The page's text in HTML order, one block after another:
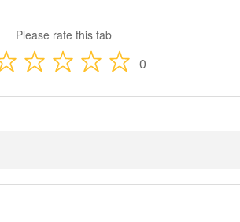
Please rate this tab
0